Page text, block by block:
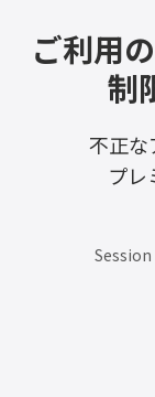
ご利用
制
不正な
プレ